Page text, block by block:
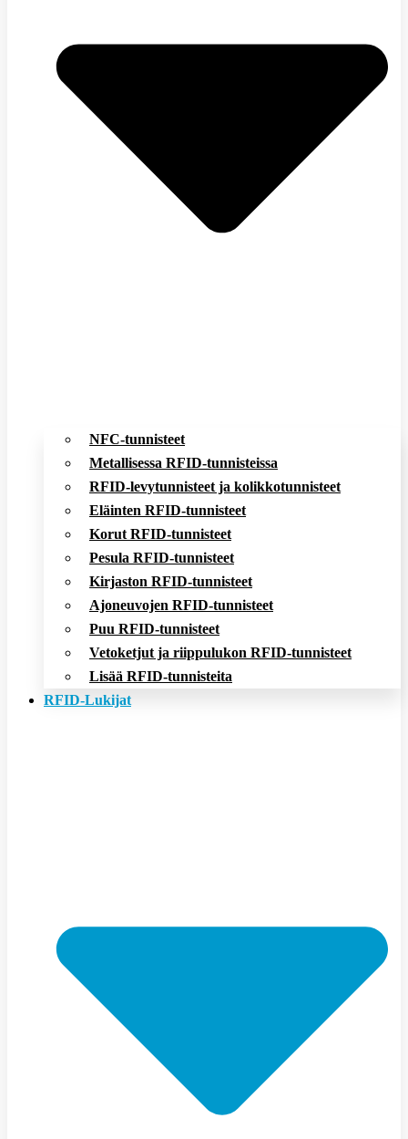
NFC-tunnisteet
Metallisessa RFID-tunnisteissa
RFID-levytunnisteet ja kolikkotunnisteet
Eläinten RFID-tunnisteet
Korut RFID-tunnisteet
Pesula RFID-tunnisteet
Kirjaston RFID-tunnisteet
Ajoneuvojen RFID-tunnisteet
Puu RFID-tunnisteet
Vetoketjut ja riippulukon RFID-tunnisteet
Lisää RFID-tunnisteita
RFID-Lukijat